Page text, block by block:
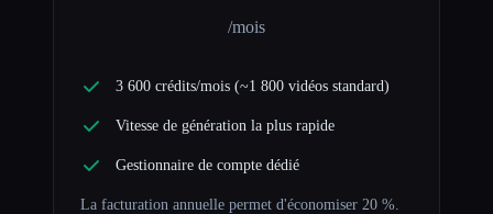
/mois
3 600 crédits/mois (~1 800 vidéos standard)
Vitesse de génération la plus rapide
Gestionnaire de compte dédié
La facturation annuelle permet d'économiser 20 %.